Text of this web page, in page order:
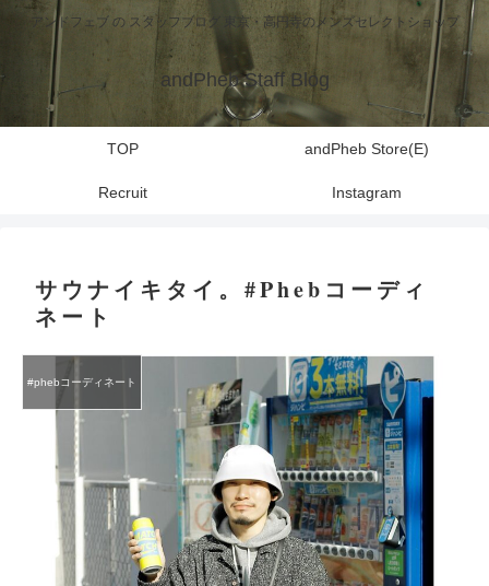
アンドフェブ の スタッフブログ 東京・高円寺のメンズセレクトショップ
andPheb Staff Blog
TOP andPheb Store(E)
Recruit Instagram
サウナイキタイ。#Phebコーディ
ネート
#phebコーディネート